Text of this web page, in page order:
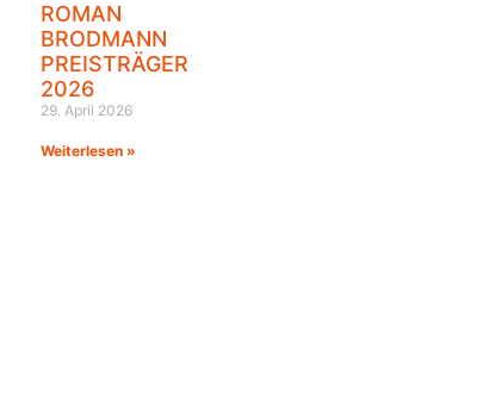
ROMAN
BRODMANN
PREISTRÄGER
2026
29. April 2026
Weiterlesen »